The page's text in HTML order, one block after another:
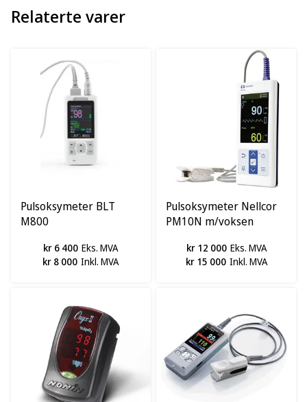
Relaterte varer
Pulsoksymeter BLT
M800
kr 6 400 Eks. MVA
kr 8 000 Inkl. MVA
Pulsoksymeter Nellcor
PM10N m/voksen
kr 12 000 Eks. MVA
kr 15 000 Inkl. MVA